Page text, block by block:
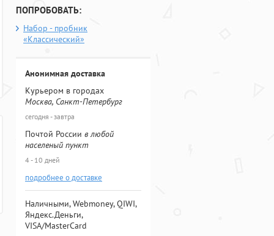
ПОПРОБОВАТЬ:
Набор - пробник
«Классический»
Анонимная доставка
Курьером в городах
Москва, Санкт-Петербург
сегодня - завтра
Почтой России в любой
населеный пункт
4 - 10 дней
подробнее о доставке
Наличными, Webmoney, QIWI,
Яндекс.Деньги,
VISA/MasterCard